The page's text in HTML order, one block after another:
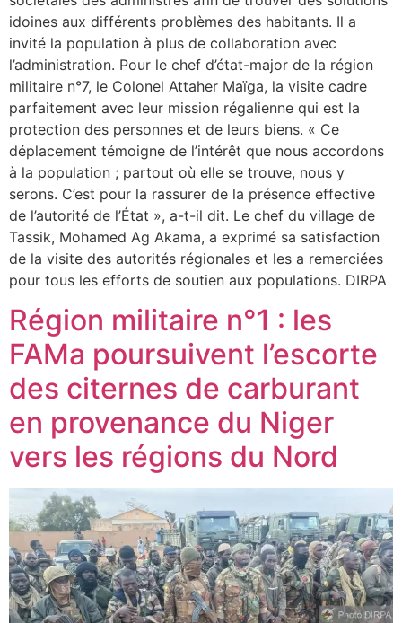
idoines aux différents problèmes des habitants. Il a
invité la population à plus de collaboration avec
l’administration. Pour le chef d’état-major de la région
militaire n°7, le Colonel Attaher Maïga, la visite cadre
parfaitement avec leur mission régalienne qui est la
protection des personnes et de leurs biens. « Ce
déplacement témoigne de l’intérêt que nous accordons
à la population ; partout où elle se trouve, nous y
serons. C’est pour la rassurer de la présence effective
de l’autorité de l’État », a-t-il dit. Le chef du village de
Tassik, Mohamed Ag Akama, a exprimé sa satisfaction
de la visite des autorités régionales et les a remerciées
pour tous les efforts de soutien aux populations. DIRPA
Région militaire n°1 : les
FAMa poursuivent l’escorte
des citernes de carburant
en provenance du Niger
vers les régions du Nord